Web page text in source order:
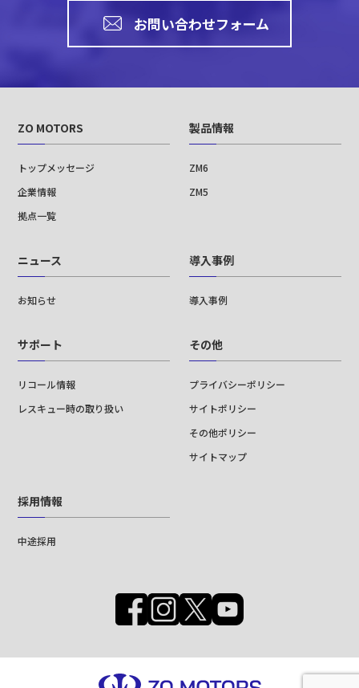
お問い合わせフォーム
ZO MOTORS
トップメッセージ
企業情報
拠点一覧
製品情報
ZM6
ZM5
ニュース
お知らせ
導入事例
導入事例
サポート
リコール情報
レスキュー時の取り扱い
その他
プライバシーポリシー
サイトポリシー
その他ポリシー
サイトマップ
採用情報
中途採用